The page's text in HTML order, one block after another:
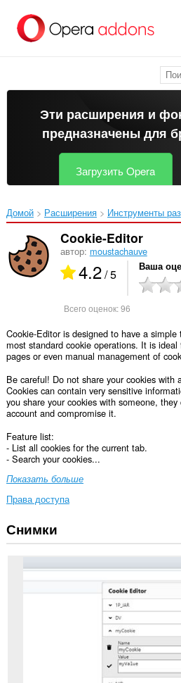
перейти
Эти расширения и
предназначены для
Загрузить Opera
Домой Расширения Инструменты
Cookie-Editor
автор: moustachauve
4.2/ 5 Ваша
Всего оценок:96
Cookie-Editor is designed to have a
most standard cookie operations. It is
pages or even manual management of
Be careful! Do not share your cookies with
Cookies can contain very sensitive
you share your cookies with someone,
account and compromise it.
Feature list:
- List all cookies for the current tab.
- Search your cookies...
Показать больше
Права доступа
У
этого
доступ
Снимки